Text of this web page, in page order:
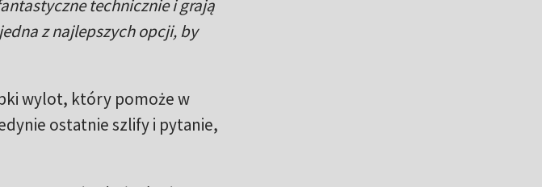
technicznie i grają
z najlepszych opcji, by
wylot, który pomoże w
ostatnie szlify i pytanie,